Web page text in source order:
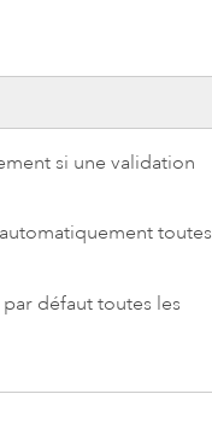
si une validation
toutes
défaut toutes les